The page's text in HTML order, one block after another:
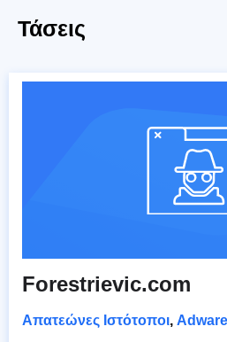
Τάσεις
Forestrievic.com
Απατεώνες Ιστότοποι, Adware